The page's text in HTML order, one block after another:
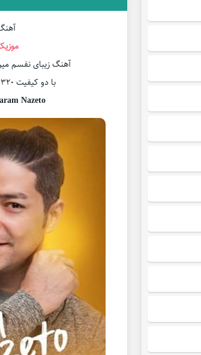
آهنگ زیبای نفسم
با دو کیفیت ۳۲۰ و ۱۲۸ همراه متن کامل آهنگ در موزیک آس
Nazeto